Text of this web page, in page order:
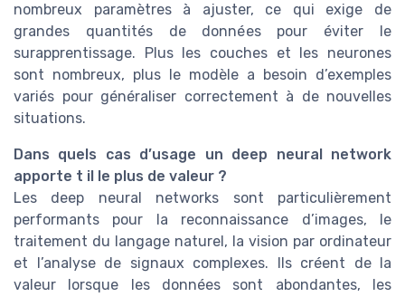
nombreux paramètres à ajuster, ce qui exige de
grandes quantités de données pour éviter le
surapprentissage. Plus les couches et les neurones
sont nombreux, plus le modèle a besoin d’exemples
variés pour généraliser correctement à de nouvelles
situations.
Dans quels cas d’usage un deep neural network
apporte t il le plus de valeur ?
Les deep neural networks sont particulièrement
performants pour la reconnaissance d’images, le
traitement du langage naturel, la vision par ordinateur
et l’analyse de signaux complexes. Ils créent de la
valeur lorsque les données sont abondantes, les